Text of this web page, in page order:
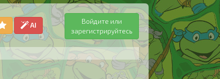
AI
Войдите или
зарегистрируйтесь